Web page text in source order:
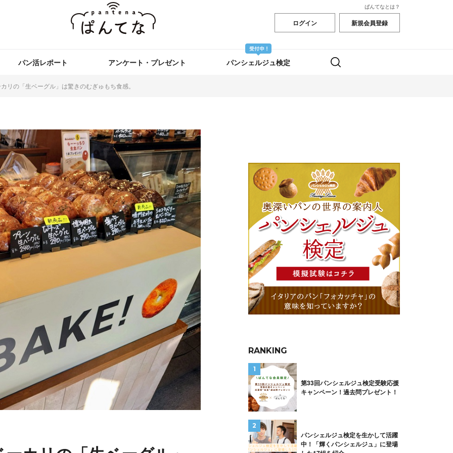
ぱんてなとは？
ログイン 新規会員登録
パン活レポート アンケート・プレゼント パンシェルジュ検定
リの「生ベーグル」は驚きのむぎゅもち食感。
RANKING
第33回パンシェルジュ検定受験応援
キャンペーン！過去問プレゼント！
パンシェルジュ検定を生かして活躍
中！「輝くパンシェルジュ」に登場